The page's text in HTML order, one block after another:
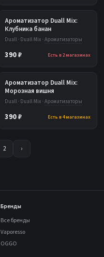
Ароматизатор Duall Mix:
Клубника банан
Duall · Duall Mix · Ароматизаторы
390 ₽ Есть в 2 магазинах
Ароматизатор Duall Mix:
Морозная вишня
Duall · Duall Mix · Ароматизаторы
390 ₽ Есть в 4 магазинах
2 ›
Бренды
Все бренды
Vaporesso
OGGO